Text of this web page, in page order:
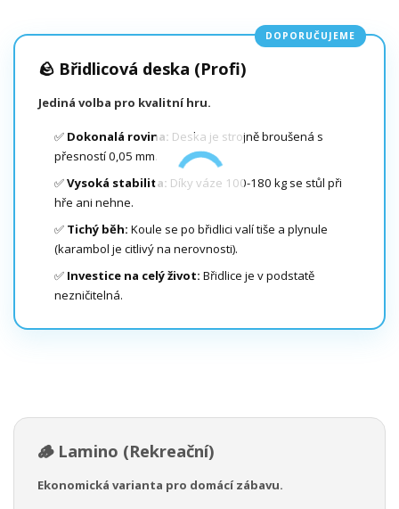
DOPORUČUJEME
🪨 Břidlicová deska (Profi)
Jediná volba pro kvalitní hru.
✅ Dokonalá rovina: Deska je strojně broušená s
přesností 0,05 mm.
✅Vysoká stabilita: Díky váze 100-180 kg se stůl při
hře ani nehne.
✅ Tichý běh: Koule se po břidlici valí tiše a plynule
(karambol je citlivý na nerovnosti).
✅ Investice na celý život: Břidlice je v podstatě
nezničitelná.
🪵 Lamino (Rekreační)
Ekonomická varianta pro domácí zábavu.